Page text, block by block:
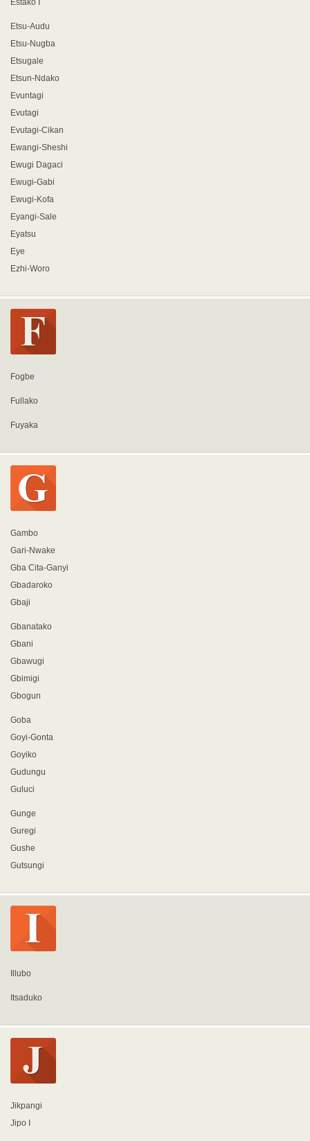
Estako I
Etsu-Audu
Etsu-Nugba
Etsugale
Etsun-Ndako
Evuntagi
Evutagi
Evutagi-Cikan
Ewangi-Sheshi
Ewugi Dagaci
Ewugi-Gabi
Ewugi-Kofa
Eyangi-Sale
Eyatsu
Eye
Ezhi-Woro
Fogbe
Fullako
Fuyaka
Gambo
Gari-Nwake
Gba Cita-Ganyi
Gbadaroko
Gbaji
Gbanatako
Gbani
Gbawugi
Gbimigi
Gbogun
Goba
Goyi-Gonta
Goyiko
Gudungu
Guluci
Gunge
Guregi
Gushe
Gutsungi
Illubo
Itsaduko
Jikpangi
Jipo I